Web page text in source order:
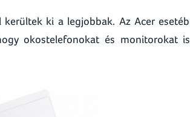
ki a legjobbak. Az Acer
okostelefonokat és monitorokat